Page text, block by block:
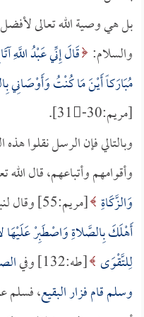
بل هي وصية الله تعالى
والسلام: قَالَ إِنِّي عَبْدُ اللَّهِ
مُبَارَكاً أَيْنَ مَا كُنْتُ وَأَوْصَانِي
[مريم:30-ُ31].
وبالتالي فإن الرسل نقلوا
وأقوامهم وأتباعهم، قال الله
وَالزَّكَاةِ [مريم:55] وقال لنبيه صلى الله عليه وسلم:
أَهْلَكَ بِالصَّلاةِ وَاصْطَبِرْ
لِلتَّقْوَى [طه:132] وفي
وسلم قام فزارالبقيع، فسلم